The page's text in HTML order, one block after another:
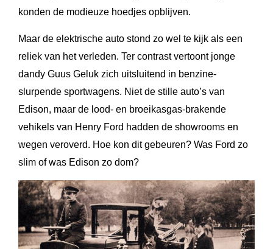
konden de modieuze hoedjes opblijven.
Maar de elektrische auto stond zo wel te kijk als een
reliek van het verleden. Ter contrast vertoont jonge
dandy Guus Geluk zich uitsluitend in benzine-
slurpende sportwagens. Niet de stille auto’s van
Edison, maar de lood- en broeikasgas-brakende
vehikels van Henry Ford hadden de showrooms en
wegen veroverd. Hoe kon dit gebeuren? Was Ford zo
slim of was Edison zo dom?